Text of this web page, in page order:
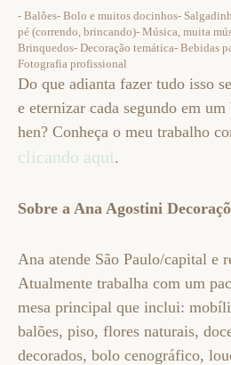
- Balões- Bolo e muitos docinhos-
pé (correndo, brincando)- Música, muita
Brinquedos- Decoração temática- Bebidas
Fotografia profissional
Do que adianta fazer tudo isso
e eternizar cada segundo em
hen? Conheça o meu trabalho
clicando aqui.
Sobre a Ana Agostini
Ana atende São Paulo/capital e
Atualmente trabalha com um
mesa principal que inclui:
balões, piso, flores naturais,
decorados, bolo cenográfico,